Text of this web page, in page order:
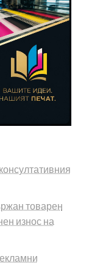
товарен
износ на